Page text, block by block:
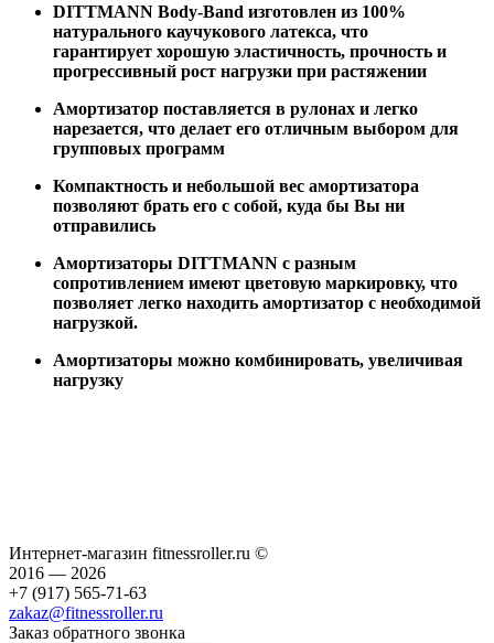
DITTMANN Body-Band изготовлен из 100%
натурального каучукового латекса, что
гарантирует хорошую эластичность, прочность и
прогрессивный рост нагрузки при растяжении
Амортизатор поставляется в рулонах и легко
нарезается, что делает его отличным выбором для
групповых программ
Компактность и небольшой вес амортизатора
позволяют брать его с собой, куда бы Вы ни
отправились
Амортизаторы DITTMANN с разным
сопротивлением имеют цветовую маркировку, что
позволяет легко находить амортизатор с необходимой
нагрузкой.
Амортизаторы можно комбинировать, увеличивая
нагрузку
Интернет-магазин fitnessroller.ru ©
2016 — 2026
+7 (917) 565-71-63
zakaz@fitnessroller.ru
Заказ обратного звонка